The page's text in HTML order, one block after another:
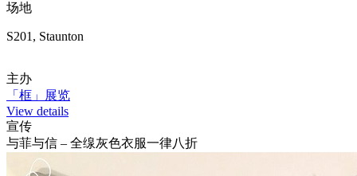
场地
S201, Staunton
主办
「框」展览
View details
宣传
与菲与信 – 全缐灰色衣服一律八折